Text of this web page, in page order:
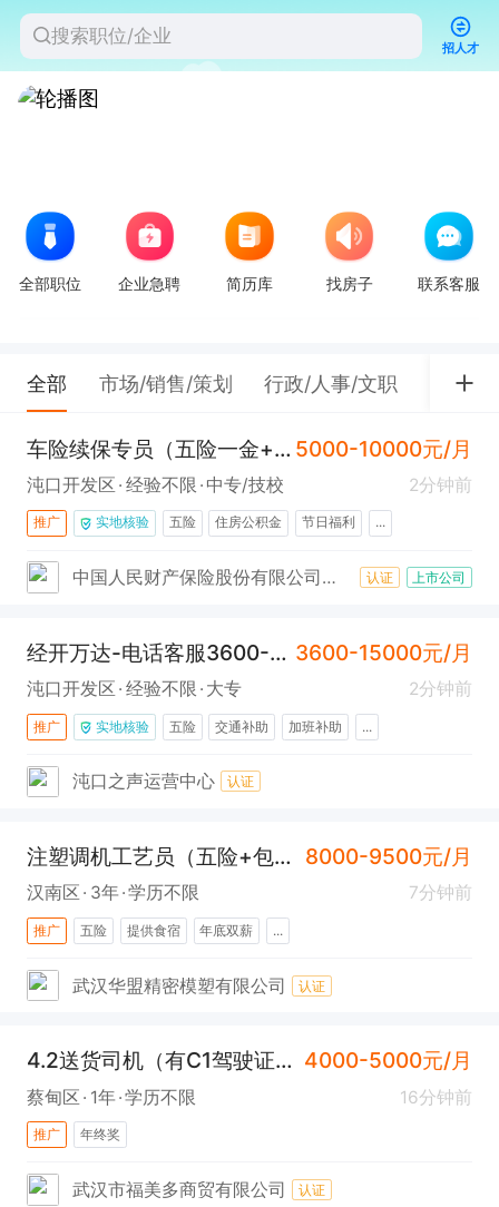
招人才
全部职位 企业急聘 简历库 找房子 联系客服
全部 市场/销售/策划 行政/人事/文职 餐饮/
车险续保专员（五险一金+年终奖+沌口） 5000-10000元/月
沌口开发区 经验不限 中专/技校 2分钟前
推广 实地核验 五险 住房公积金 节日福利 ...
中国人民财产保险股份有限公司武汉市武汉经济技术开发区支公司 认证 上市公司
经开万达-电话客服3600-15000（车都快聘平台销售顾问） 3600-15000元/月
沌口开发区 经验不限 大专 2分钟前
推广 实地核验 五险 交通补助 加班补助 ...
沌口之声运营中心 认证
注塑调机工艺员（五险+包吃住+汉南） 8000-9500元/月
汉南区 3年 学历不限 7分钟前
推广 五险 提供食宿 年底双薪 ...
武汉华盟精密模塑有限公司 认证
4.2送货司机（有C1驾驶证+蔡甸） 4000-5000元/月
蔡甸区 1年 学历不限 16分钟前
推广 年终奖
武汉市福美多商贸有限公司 认证